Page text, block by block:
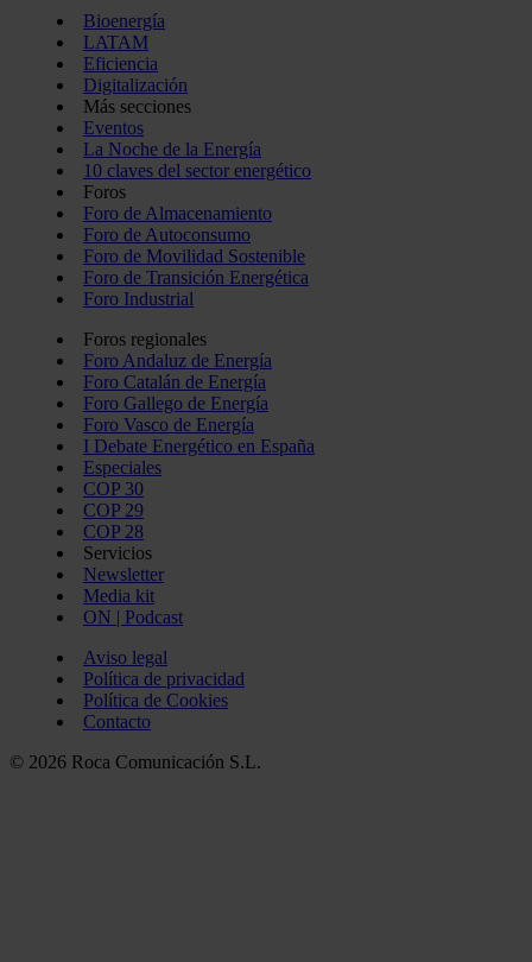
Bioenergía
LATAM
Eficiencia
Digitalización
Más secciones
Eventos
La Noche de la Energía
10 claves del sector energético
Foros
Foro de Almacenamiento
Foro de Autoconsumo
Foro de Movilidad Sostenible
Foro de Transición Energética
Foro Industrial
Foros regionales
Foro Andaluz de Energía
Foro Catalán de Energía
Foro Gallego de Energía
Foro Vasco de Energía
I Debate Energético en España
Especiales
COP 30
COP 29
COP 28
Servicios
Newsletter
Media kit
ON | Podcast
Aviso legal
Política de privacidad
Política de Cookies
Contacto
© 2026 Roca Comunicación S.L.